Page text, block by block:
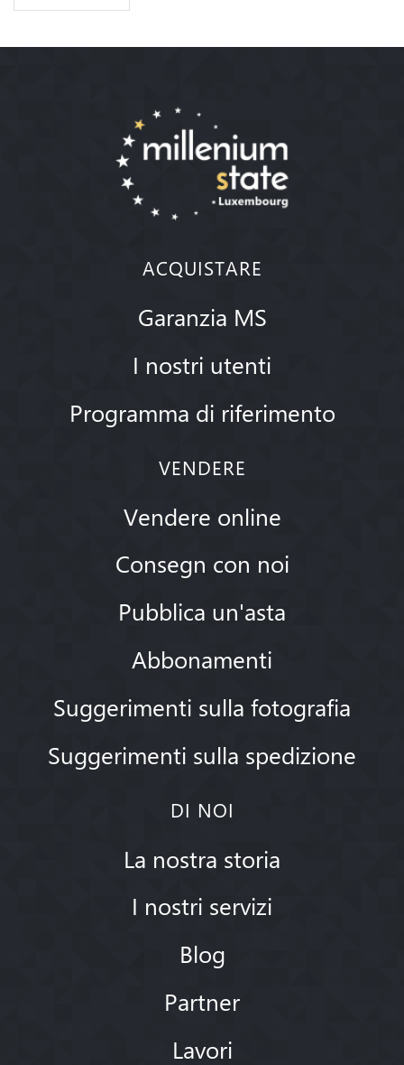
ACQUISTARE
Garanzia MS
I nostri utenti
Programma di riferimento
VENDERE
Vendere online
Consegn con noi
Pubblica un'asta
Abbonamenti
Suggerimenti sulla fotografia
Suggerimenti sulla spedizione
DI NOI
La nostra storia
I nostri servizi
Blog
Partner
Lavori